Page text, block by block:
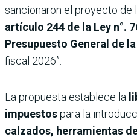
sancionaron el proyecto de
artículo 244 de la Ley n°.
Presupuesto General de
fiscal 2026”.
La propuesta establece la
impuestospara la
calzados, herramientas